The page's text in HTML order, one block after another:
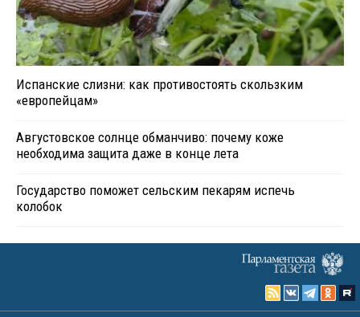
Испанские слизни: как противостоять скользким
«европейцам»
Августовское солнце обманчиво: почему коже
необходима защита даже в конце лета
Государство поможет сельским пекарям испечь
колобок